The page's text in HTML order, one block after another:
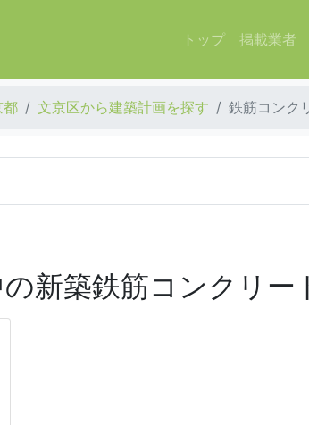
トップ 掲載業者
都 文京区から建築計画を探す 鉄筋コンク
新築鉄筋コンクリー